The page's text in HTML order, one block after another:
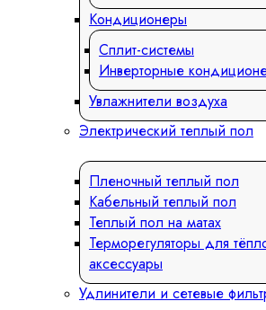
Кондиционеры
Сплит-системы
Инверторные
Увлажнители воздуха
Электрический теплый пол
Пленочный теплый пол
Кабельный теплый пол
Теплый пол на матах
Терморегуляторы для
аксессуары
Удлинители и сетевые